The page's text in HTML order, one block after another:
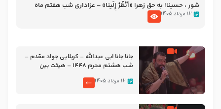
شور ، حسینا! به‌ حق زهرا «أُنْظُرْ إِلَینا» – عزاداری شب هفتم ماه
محرّم 1405
۱۲ مرداد ۱۴۰۵
جانا جانا ابی عبدالله – کربلایی جواد مقدم –
شب هشتم محرم 1448 – هیئت بین
۱۲ مرداد ۱۴۰۵